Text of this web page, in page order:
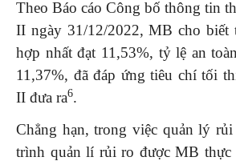
Theo Báo cáo Công bố thông tin
II ngày 31/12/2022, MB cho biết
hợp nhất đạt 11,53%, tỷ lệ an
11,37%, đã đáp ứng tiêu chí tối
II đưa ra6.
Chẳng hạn, trong việc quản lý
trình quản lí rủi ro được MB thực